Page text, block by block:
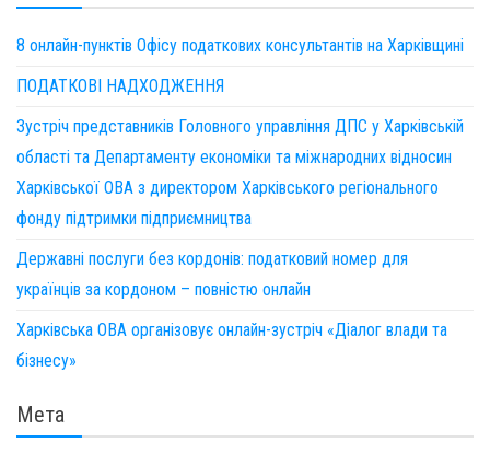
8 онлайн-пунктів Офісу податкових консультантів на Харківщині
ПОДАТКОВІ НАДХОДЖЕННЯ
Зустріч представників Головного управління ДПС у Харківській
області та Департаменту економіки та міжнародних відносин
Харківської ОВА з директором Харківського регіонального
фонду підтримки підприємництва
Державні послуги без кордонів: податковий номер для
українців за кордоном – повністю онлайн
Харківська ОВА організовує онлайн-зустріч «Діалог влади та
бізнесу»
Мета